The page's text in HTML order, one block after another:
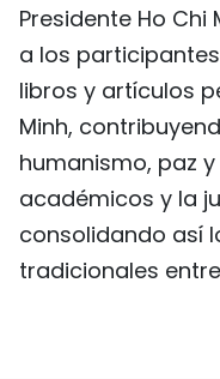
Presidente Ho Chi
a los
libros y artículos
Minh,
humanismo, paz
académicos y la
consolidando así
tradicionales